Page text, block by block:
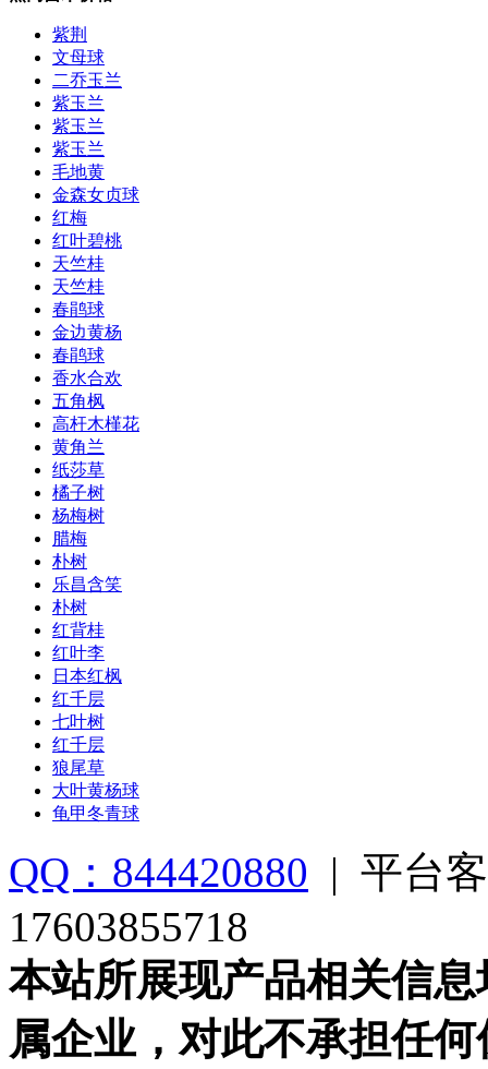
紫荆
文母球
二乔玉兰
紫玉兰
紫玉兰
紫玉兰
毛地黄
金森女贞球
红梅
红叶碧桃
天竺桂
天竺桂
春鹃球
金边黄杨
春鹃球
香水合欢
五角枫
高杆木槿花
黄角兰
纸莎草
橘子树
杨梅树
腊梅
朴树
乐昌含笑
朴树
红背桂
红叶李
日本红枫
红千层
七叶树
红千层
狼尾草
大叶黄杨球
龟甲冬青球
QQ：844420880 | 平台
17603855718
本站所展现产品相关信
属企业，对此不承担任